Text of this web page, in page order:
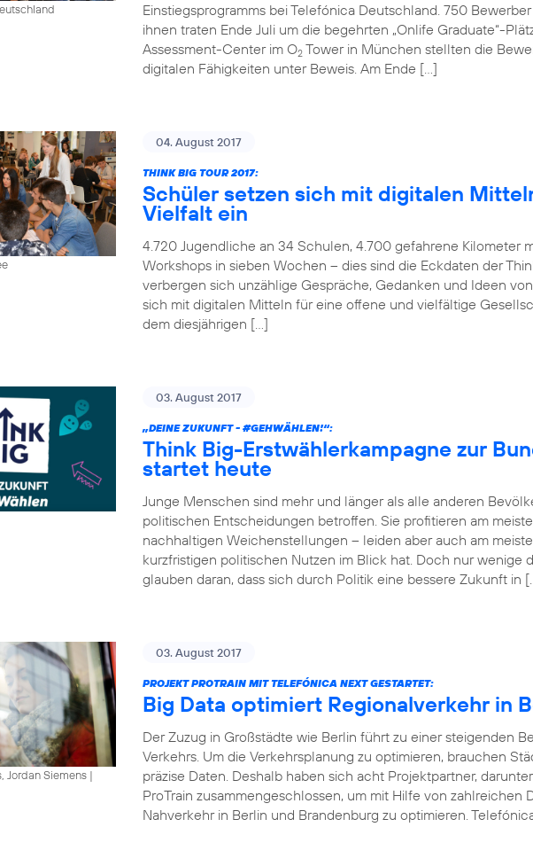
Einstiegsprogramms bei Telefónica Deutschland. 750
ihnen traten Ende Juli um die begehrten „Onlife Graduate“-
Assessment-Center im O2 Tower in München stellten die
digitalen Fähigkeiten unter Beweis. Am Ende […]
04. August 2017
THINK BIG TOUR 2017:
Schüler setzen sich mit digitalen
Vielfalt ein
4.720 Jugendliche an 34 Schulen, 4.700 gefahrene Kilometer
Workshops in sieben Wochen – dies sind die Eckdaten der
verbergen sich unzählige Gespräche, Gedanken und Ideen
sich mit digitalen Mitteln für eine offene und vielfältige
dem diesjährigen […]
03. August 2017
„DEINE ZUKUNFT - #GEHWÄHLEN!“:
Think Big-Erstwählerkampagne zur
startet heute
Junge Menschen sind mehr und länger als alle anderen
politischen Entscheidungen betroffen. Sie profitieren am
nachhaltigen Weichenstellungen – leiden aber auch am
kurzfristigen politischen Nutzen im Blick hat. Doch nur wenige
glauben daran, dass sich durch Politik eine bessere Zukunft in
Jordan Siemens |
03. August 2017
PROJEKT PROTRAIN MIT TELEFÓNICA NEXT GESTARTET:
Big Data optimiert Regionalverkehr in
Der Zuzug in Großstädte wie Berlin führt zu einer steigenden
Verkehrs. Um die Verkehrsplanung zu optimieren, brauchen
präzise Daten. Deshalb haben sich acht Projektpartner,
ProTrain zusammengeschlossen, um mit Hilfe von
Nahverkehr in Berlin und Brandenburg zu optimieren.